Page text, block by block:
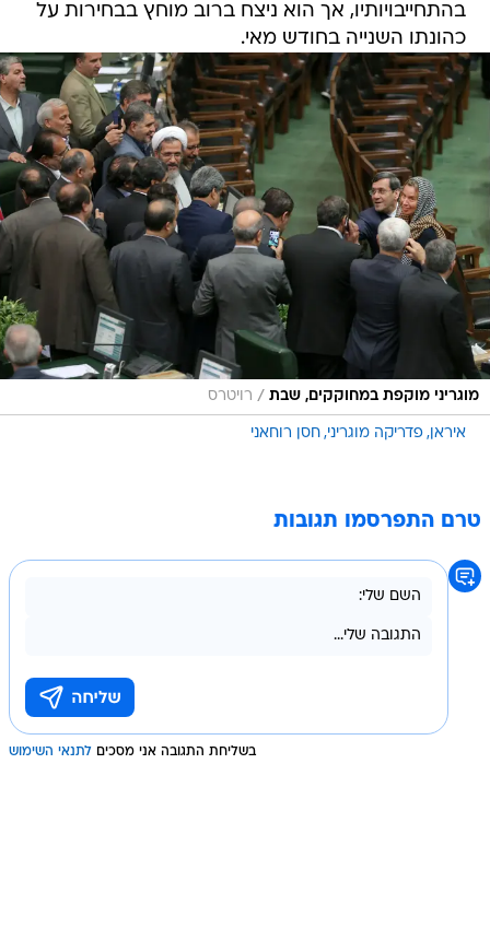
בהתחייבויותיו, אך הוא ניצח ברוב מוחץ בבחירות על
כהונתו השנייה בחודש מאי.
מוגריני מוקפת במחוקקים, שבת / רויטרס
איראן פדריקה מוגריני חסן רוחאני
טרם התפרסמו תגובות
בשליחת התגובה אני מסכים לתנאי השימוש